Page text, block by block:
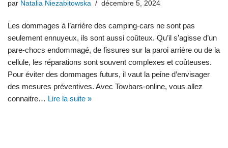
par Natalia Niezabitowska décembre 5, 2024
Les dommages à l’arrière des camping-cars ne sont pas
seulement ennuyeux, ils sont aussi coûteux. Qu’il s’agisse d’un
pare-chocs endommagé, de fissures sur la paroi arrière ou de la
cellule, les réparations sont souvent complexes et coûteuses.
Pour éviter des dommages futurs, il vaut la peine d’envisager
des mesures préventives. Avec Towbars-online, vous allez
connaitre… Lire la suite »